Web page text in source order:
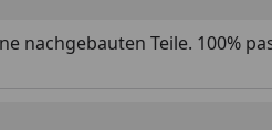
nachgebauten Teile. 100%